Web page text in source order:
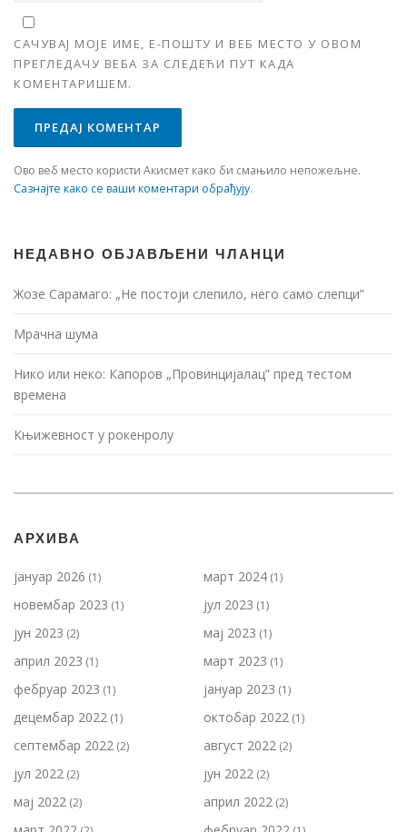
САЧУВАЈ МОЈЕ ИМЕ, Е-ПОШТУ И ВЕБ МЕСТО У ОВОМ
ПРЕГЛЕДАЧУ ВЕБА ЗА СЛЕДЕЋИ ПУТ КАДА
КОМЕНТАРИШЕМ.
Ово веб место користи Акисмет како би смањило непожељне.
Сазнајте како се ваши коментари обрађују.
НЕДАВНО ОБЈАВЉЕНИ ЧЛАНЦИ
Жозе Сарамаго: „Не постоји слепило, него само слепци”
Мрачна шума
Нико или неко: Капоров „Провинцијалац” пред тестом
времена
Књижевност у рокенролу
АРХИВА
јануар 2026 (1) март 2024 (1)
новембар 2023 (1) јул 2023 (1)
јун 2023 (2) мај 2023 (1)
април 2023 (1) март 2023 (1)
фебруар 2023 (1) јануар 2023 (1)
децембар 2022 (1) октобар 2022 (1)
септембар 2022 (2) август 2022 (2)
јул 2022 (2) јун 2022 (2)
мај 2022 (2) април 2022 (2)